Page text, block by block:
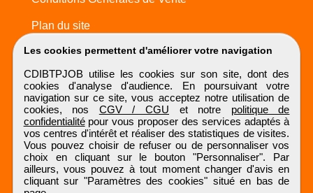
Les cookies permettent d'améliorer votre navigation
CDIBTPJOB utilise les cookies sur son site, dont des
cookies d'analyse d'audience. En poursuivant votre
navigation sur ce site, vous acceptez notre utilisation de
cookies, nos CGV / CGU et notre politique de
confidentialitépour vous proposer des services adaptés à
vos centres d'intérêt et réaliser des statistiques de visites.
Vous pouvez choisir de refuser ou de personnaliser vos
choix en cliquant sur le bouton "Personnaliser". Par
ailleurs, vous pouvez à tout moment changer d'avis en
cliquant sur "Paramètres des cookies" situé en bas de
Plan du site